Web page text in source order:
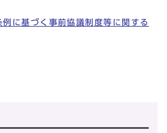
に基づく事前協議制度等に関する